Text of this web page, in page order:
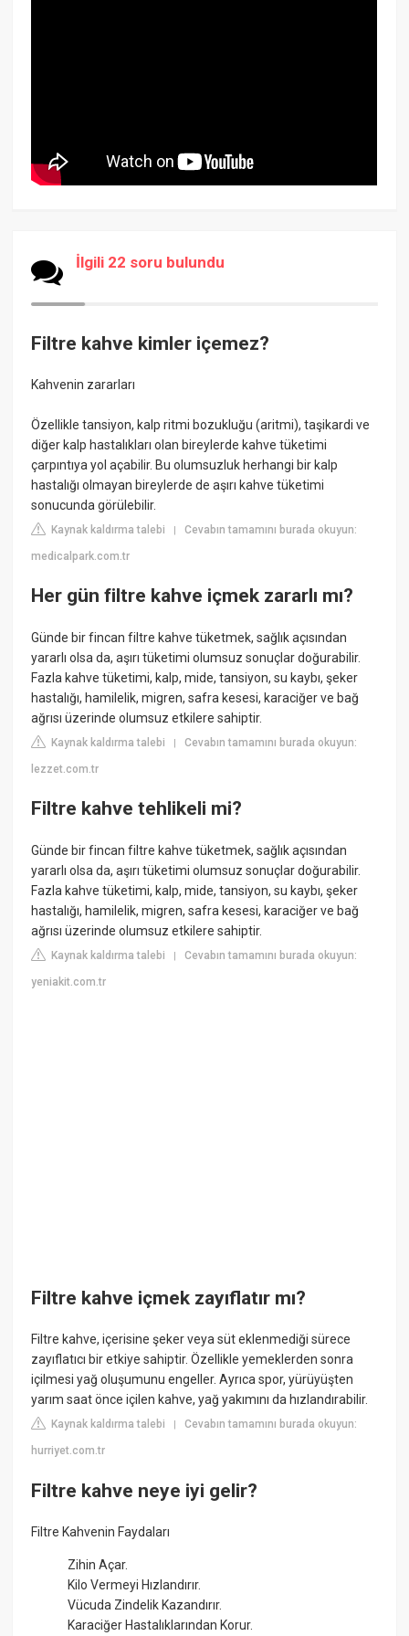
İlgili 22 soru bulundu
Filtre kahve kimler içemez?
Kahvenin zararları
Özellikle tansiyon, kalp ritmi bozukluğu (aritmi), taşikardi ve
diğer kalp hastalıkları olan bireylerde kahve tüketimi
çarpıntıya yol açabilir. Bu olumsuzluk herhangi bir kalp
hastalığı olmayan bireylerde de aşırı kahve tüketimi
sonucunda görülebilir.
Kaynak kaldırma talebi |Cevabın tamamını burada okuyun:
medicalpark.com.tr
Her gün filtre kahve içmek zararlı mı?
Günde bir fincan filtre kahve tüketmek, sağlık açısından
yararlı olsa da, aşırı tüketimi olumsuz sonuçlar doğurabilir.
Fazla kahve tüketimi, kalp, mide, tansiyon, su kaybı, şeker
hastalığı, hamilelik, migren, safra kesesi, karaciğer ve bağ
ağrısı üzerinde olumsuz etkilere sahiptir.
Kaynak kaldırma talebi |Cevabın tamamını burada okuyun:
lezzet.com.tr
Filtre kahve tehlikeli mi?
Günde bir fincan filtre kahve tüketmek, sağlık açısından
yararlı olsa da, aşırı tüketimi olumsuz sonuçlar doğurabilir.
Fazla kahve tüketimi, kalp, mide, tansiyon, su kaybı, şeker
hastalığı, hamilelik, migren, safra kesesi, karaciğer ve bağ
ağrısı üzerinde olumsuz etkilere sahiptir.
Kaynak kaldırma talebi |Cevabın tamamını burada okuyun:
yeniakit.com.tr
Filtre kahve içmek zayıflatır mı?
Filtre kahve, içerisine şeker veya süt eklenmediği sürece
zayıflatıcı bir etkiye sahiptir. Özellikle yemeklerden sonra
içilmesi yağ oluşumunu engeller. Ayrıca spor, yürüyüşten
yarım saat önce içilen kahve, yağ yakımını da hızlandırabilir.
Kaynak kaldırma talebi |Cevabın tamamını burada okuyun:
hurriyet.com.tr
Filtre kahve neye iyi gelir?
Filtre Kahvenin Faydaları
Zihin Açar.
Kilo Vermeyi Hızlandırır.
Vücuda Zindelik Kazandırır.
Karaciğer Hastalıklarından Korur.